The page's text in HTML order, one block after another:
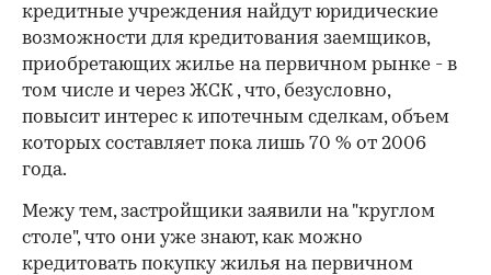
кредитные учреждения найдут юридические
возможности для кредитования заемщиков,
приобретающих жилье на первичном рынке - в
том числе и через ЖСК , что, безусловно,
повысит интерес к ипотечным сделкам, объем
которых составляет пока лишь 70 % от 2006
года.
Межу тем, застройщики заявили на "круглом
столе", что они уже знают, как можно
кредитовать покупку жилья на первичном